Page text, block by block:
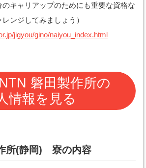
キャリアップのためにも重要な資格な
ンジしてみましょう）
jigyou/gino/naiyou_index.html
磐田製作所の
情報を見る
所(静岡) 寮の内容